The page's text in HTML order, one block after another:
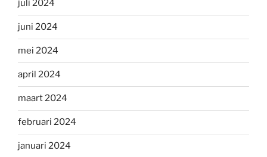
juli 2024
juni 2024
mei 2024
april 2024
maart 2024
februari 2024
januari 2024